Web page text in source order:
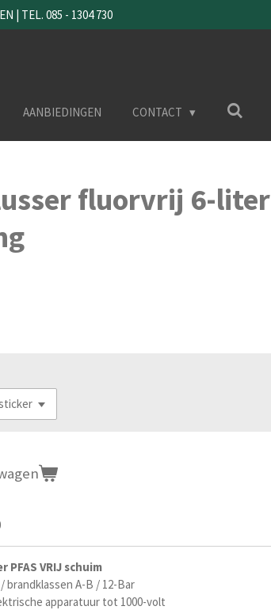
| TEL. 085 - 1304 730
AANBIEDINGEN CONTACT
fluorvrij 6-liter
PFAS VRIJ schuim
brandklassen A-B / 12-Bar
apparatuur tot 1000-volt